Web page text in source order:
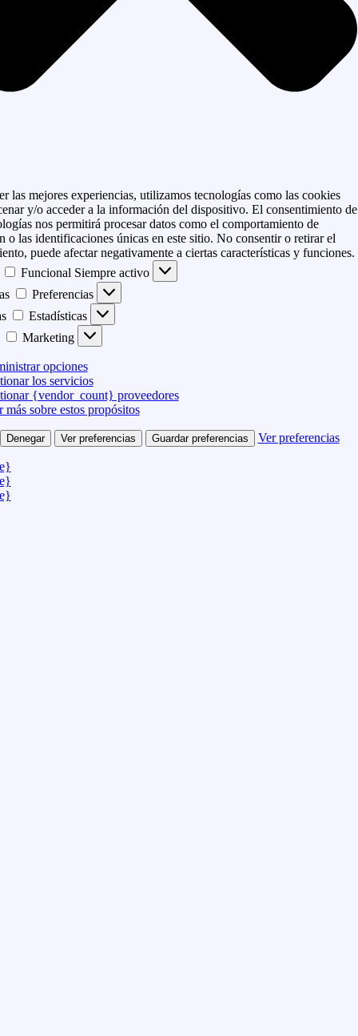
las mejores experiencias, utilizamos tecnologías como las cookies
y/o acceder a la información del dispositivo. El consentimiento de
nos permitirá procesar datos como el comportamiento de
o las identificaciones únicas en este sitio. No consentir o retirar el
puede afectar negativamente a ciertas características y funciones.
Funcional Siempre activo
Preferencias
Estadísticas
Marketing
opciones
los servicios
{vendor_count} proveedores
más sobre estos propósitos
Denegar Ver preferencias Guardar preferencias Ver preferencias